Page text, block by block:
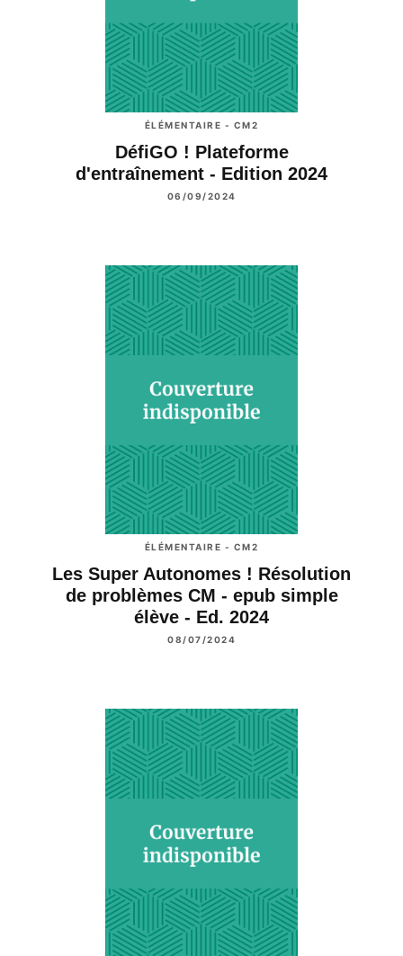
ÉLÉMENTAIRE - CM2
DéfiGO ! Plateforme
d'entraînement - Edition 2024
06/09/2024
ÉLÉMENTAIRE - CM2
Les Super Autonomes ! Résolution
de problèmes CM - epub simple
élève - Ed. 2024
08/07/2024